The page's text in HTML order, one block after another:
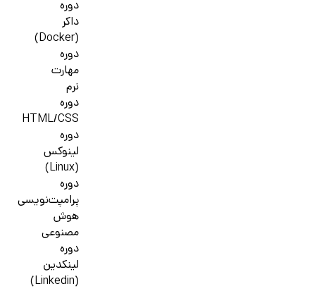
دوره
داکر
(Docker)
دوره
مهارت
نرم
دوره
HTML/CSS
دوره
لینوکس
(Linux)
دوره
پرامپت‌نویسی
هوش
مصنوعی
دوره
لینکدین
(Linkedin)